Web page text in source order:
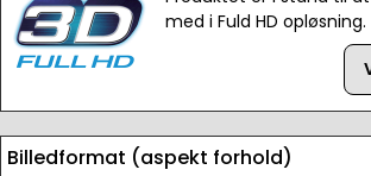
med i Fuld HD opløsning.
Billedformat (aspekt forhold)